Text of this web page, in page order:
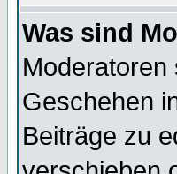
Was sind
Geschehen
Beiträge zu